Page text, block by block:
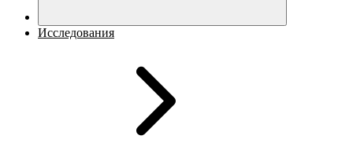
Исследования